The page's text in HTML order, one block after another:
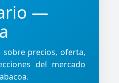
—
sobre precios, oferta,
del mercado